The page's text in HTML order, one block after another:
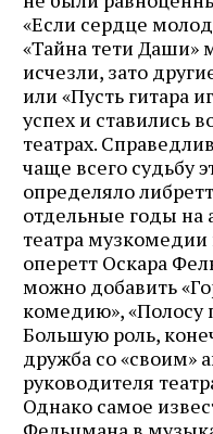
«Если сердце
«Тайна тети Даши»
исчезли, зато
или «Пусть гитара
успех и ставились
театрах.
чаще всего судьбу
определяло
отдельные годы на
театра музкомедии
оперетт Оскара
можно добавить
комедию», «Полосу
Большую роль,
дружба со «своим»
руководителя
Однако самое